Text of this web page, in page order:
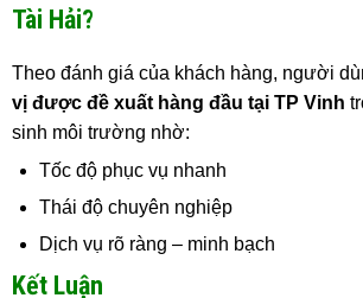
Tài Hải?
Theo đánh giá của khách hàng, người
vị được đề xuất hàng đầu tại TP Vinh
sinh môi trường nhờ:
Tốc độ phục vụ nhanh
Thái độ chuyên nghiệp
Dịch vụ rõ ràng – minh bạch
Kết Luận